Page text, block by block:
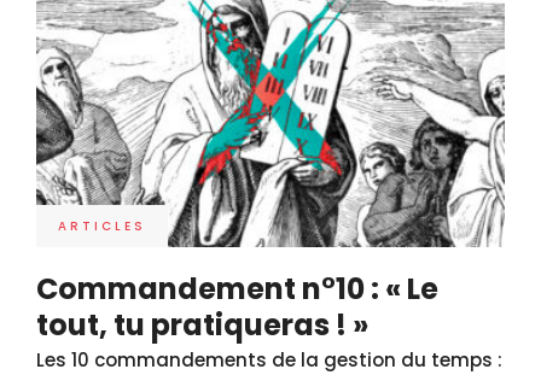
ARTICLES
Commandement n°10 : « Le
tout, tu pratiqueras ! »
Les 10 commandements de la gestion du temps :